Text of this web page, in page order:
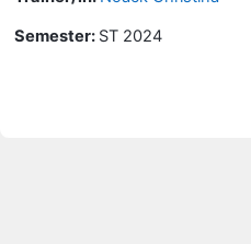
Semester: ST 2024